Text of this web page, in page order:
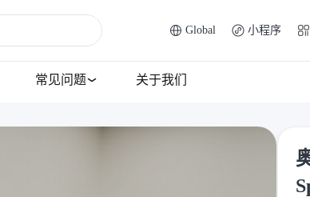
Global 小程序
常见问题 关于我们